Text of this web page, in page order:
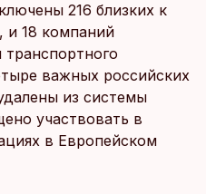
216 близких к
и 18 компаний
важных российских
из системы
участвовать в
в Европейском